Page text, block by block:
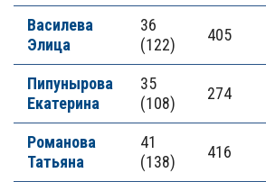
Василева
Элица
36
(122)
405
Пипунырова
Екатерина
35
(108)
274
Романова
Татьяна
41
(138)
416